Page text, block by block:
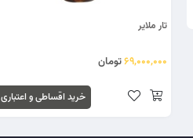
تار ملایر
69,000,000تومان
خرید اقساطی و اعتباری